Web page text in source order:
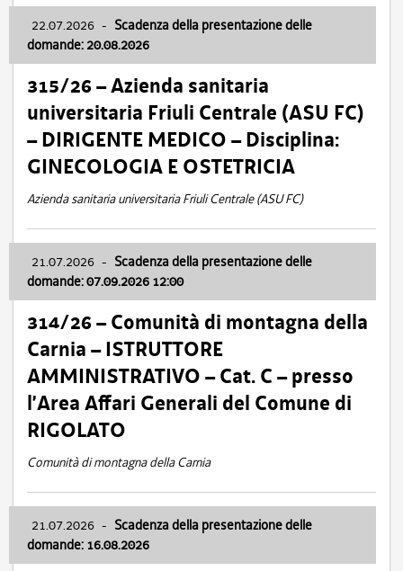
22.07.2026 - Scadenza della presentazione delle
domande: 20.08.2026
315/26 – Azienda sanitaria
universitaria Friuli Centrale (ASU FC)
– DIRIGENTE MEDICO – Disciplina:
GINECOLOGIA E OSTETRICIA
Azienda sanitaria universitaria Friuli Centrale (ASU FC)
21.07.2026 - Scadenza della presentazione delle
domande: 07.09.2026 12:00
314/26 – Comunità di montagna della
Carnia – ISTRUTTORE
AMMINISTRATIVO – Cat. C – presso
l’Area Affari Generali del Comune di
RIGOLATO
Comunità di montagna della Carnia
21.07.2026 - Scadenza della presentazione delle
domande: 16.08.2026